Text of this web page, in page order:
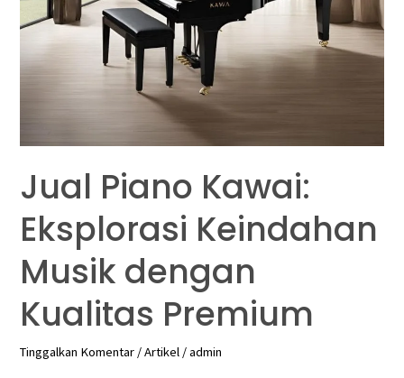
Jual Piano Kawai:
Eksplorasi Keindahan
Musik dengan
Kualitas Premium
Tinggalkan Komentar /Artikel /admin